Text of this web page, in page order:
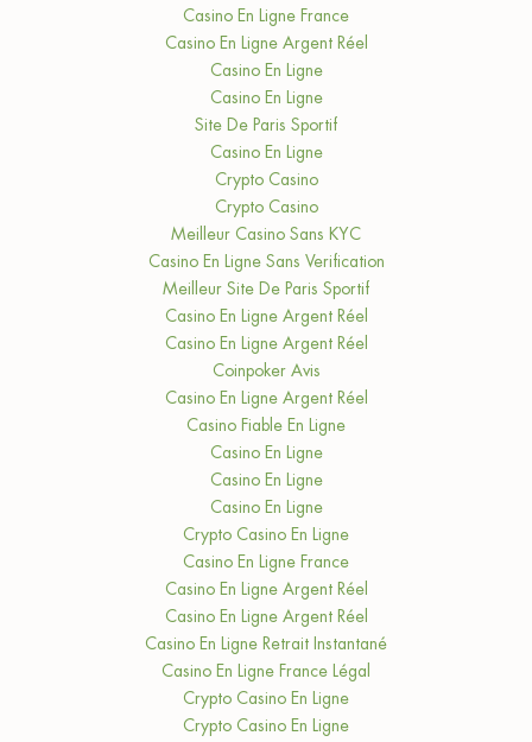
Casino En Ligne France
Casino En Ligne Argent Réel
Casino En Ligne
Casino En Ligne
Site De Paris Sportif
Casino En Ligne
Crypto Casino
Crypto Casino
Meilleur Casino Sans KYC
Casino En Ligne Sans Verification
Meilleur Site De Paris Sportif
Casino En Ligne Argent Réel
Casino En Ligne Argent Réel
Coinpoker Avis
Casino En Ligne Argent Réel
Casino Fiable En Ligne
Casino En Ligne
Casino En Ligne
Casino En Ligne
Crypto Casino En Ligne
Casino En Ligne France
Casino En Ligne Argent Réel
Casino En Ligne Argent Réel
Casino En Ligne Retrait Instantané
Casino En Ligne France Légal
Crypto Casino En Ligne
Crypto Casino En Ligne